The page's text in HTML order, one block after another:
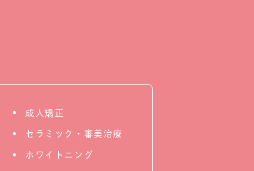
成人矯正
セラミック・審美治療
ホワイトニング